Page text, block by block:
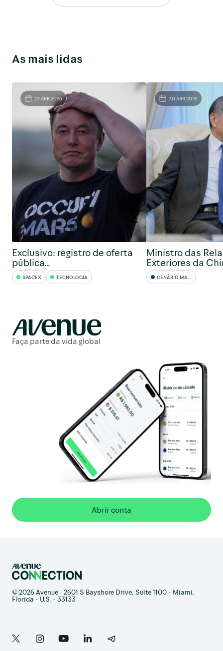
As mais lidas
23 ABR 2026
Exclusivo: registro de oferta
pública…
SPACEX TECNOLOGIA
30 ABR 2026
Ministro das
Exteriores da
CENÁRIO MACRO
Faça parte da vida global
Abrir conta
© 2026 Avenue | 2601 S Bayshore Drive, Suite 1100 - Miami,
Florida - U.S. - 33133